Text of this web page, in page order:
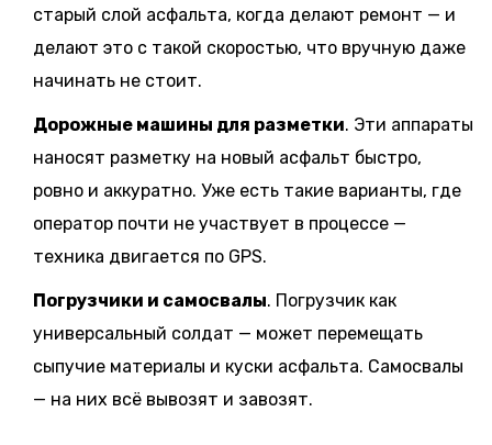
старый слой асфальта, когда делают ремонт — и
делают это с такой скоростью, что вручную даже
начинать не стоит.
Дорожные машины для разметки. Эти аппараты
наносят разметку на новый асфальт быстро,
ровно и аккуратно. Уже есть такие варианты, где
оператор почти не участвует в процессе —
техника двигается по GPS.
Погрузчики и самосвалы. Погрузчик как
универсальный солдат — может перемещать
сыпучие материалы и куски асфальта. Самосвалы
— на них всё вывозят и завозят.